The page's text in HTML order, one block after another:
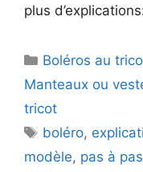
plus
Catégories
Boléros au
Manteaux ou
tricot
Étiquettes
boléro,
modèle, pas à pas